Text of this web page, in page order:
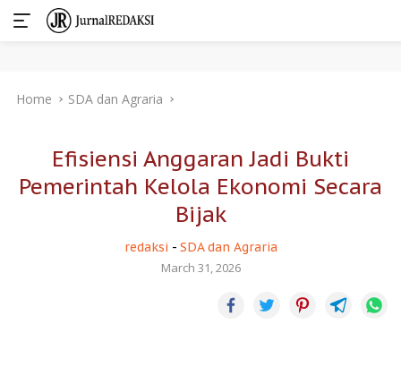
Home SDA dan Agraria
Efisiensi Anggaran Jadi Bukti
Pemerintah Kelola Ekonomi Secara
Bijak
redaksi - SDA dan Agraria
March 31, 2026